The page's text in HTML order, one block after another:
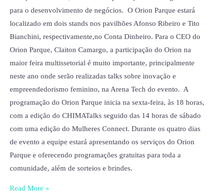
para o desenvolvimento de negócios. O Orion Parque estará
localizado em dois stands nos pavilhões Afonso Ribeiro e Tito
Bianchini, respectivamente,no Conta Dinheiro. Para o CEO do
Orion Parque, Claiton Camargo, a participação do Orion na
maior feira multissetorial é muito importante, principalmente
neste ano onde serão realizadas talks sobre inovação e
empreendedorismo feminino, na Arena Tech do evento. A
programação do Orion Parque inicia na sexta-feira, às 18 horas,
com a edição do CHIMATalks seguido das 14 horas de sábado
com uma edição do Mulheres Connect. Durante os quatro dias
de evento a equipe estará apresentando os serviços do Orion
Parque e oferecendo programações gratuitas para toda a
comunidade, além de sorteios e brindes.
Read More »